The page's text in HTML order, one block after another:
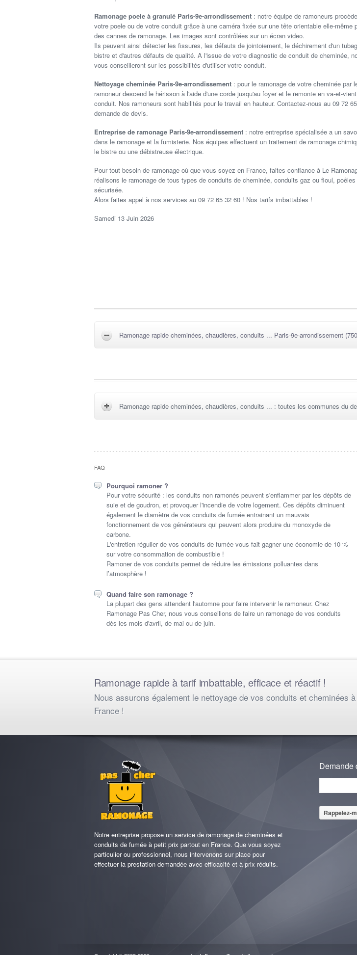
Ramonage poele à granulé Paris-9e-arrondissement : notre équipe de ramoneurs
votre poele ou de votre conduit grâce à une caméra fixée sur une tête orientable elle-même
des cannes de ramonage. Les images sont contrôlées sur un écran video.
Ils peuvent ainsi détecter les fissures, les défauts de jointoiement, le déchirement d'un
bistre et d'autres défauts de qualité. A l'issue de votre diagnostic de conduit de cheminée,
vous conseilleront sur les possibilités d'utiliser votre conduit.
Nettoyage cheminée Paris-9e-arrondissement : pour le ramonage de votre cheminée par
ramoneur descend le hérisson à l'aide d'une corde jusqu'au foyer et le remonte en va-et-
conduit. Nos ramoneurs sont habilités pour le travail en hauteur. Contactez-nous au 09 72
demande de devis.
Entreprise de ramonage Paris-9e-arrondissement : notre entreprise spécialisée a un
dans le ramonage et la fumisterie. Nos équipes effectuent un traitement de ramonage
le bistre ou une débistreuse électrique.
Pour tout besoin de ramonage où que vous soyez en France, faites confiance à Le
réalisons le ramonage de tous types de conduits de cheminée, conduits gaz ou fioul,
sécurisée.
Alors faites appel à nos services au 09 72 65 32 60 ! Nos tarifs imbattables !
Samedi 13 Juin 2026
Ramonage rapide cheminées, chaudières, conduits ... Paris-9e-arrondissement
Ramonage rapide cheminées, chaudières, conduits ... : toutes les communes du
FAQ
Pourquoi ramoner ?
Pour votre sécurité : les conduits non ramonés peuvent s'enflammer par les dépôts de
suie et de goudron, et provoquer l'incendie de votre logement. Ces dépôts diminuent
également le diamètre de vos conduits de fumée entrainant un mauvais
fonctionnement de vos générateurs qui peuvent alors produire du monoxyde de
carbone.
L'entretien régulier de vos conduits de fumée vous fait gagner une économie de 10 %
sur votre consommation de combustible !
Ramoner de vos conduits permet de réduire les émissions polluantes dans
l’atmosphère !
Quand faire son ramonage ?
La plupart des gens attendent l'automne pour faire intervenir le ramoneur. Chez
Ramonage Pas Cher, nous vous conseillons de faire un ramonage de vos conduits
dès les mois d'avril, de mai ou de juin.
Ramonage rapide à tarif imbattable, efficace et réactif !
Nous assurons également le nettoyage de vos conduits et cheminées
France !
Notre entreprise propose un service de ramonage de cheminées et
conduits de fumée à petit prix partout en France. Que vous soyez
particulier ou professionnel, nous intervenons sur place pour
effectuer la prestation demandée avec efficacité et à prix réduits.
Demande